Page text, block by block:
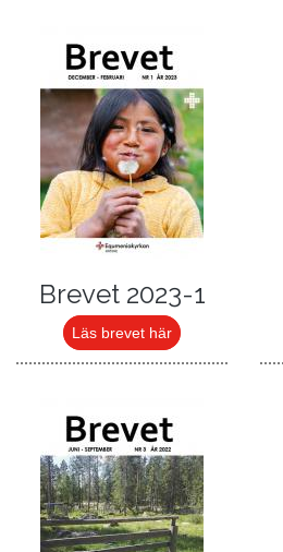
Brevet 2023-1
Läs brevet här